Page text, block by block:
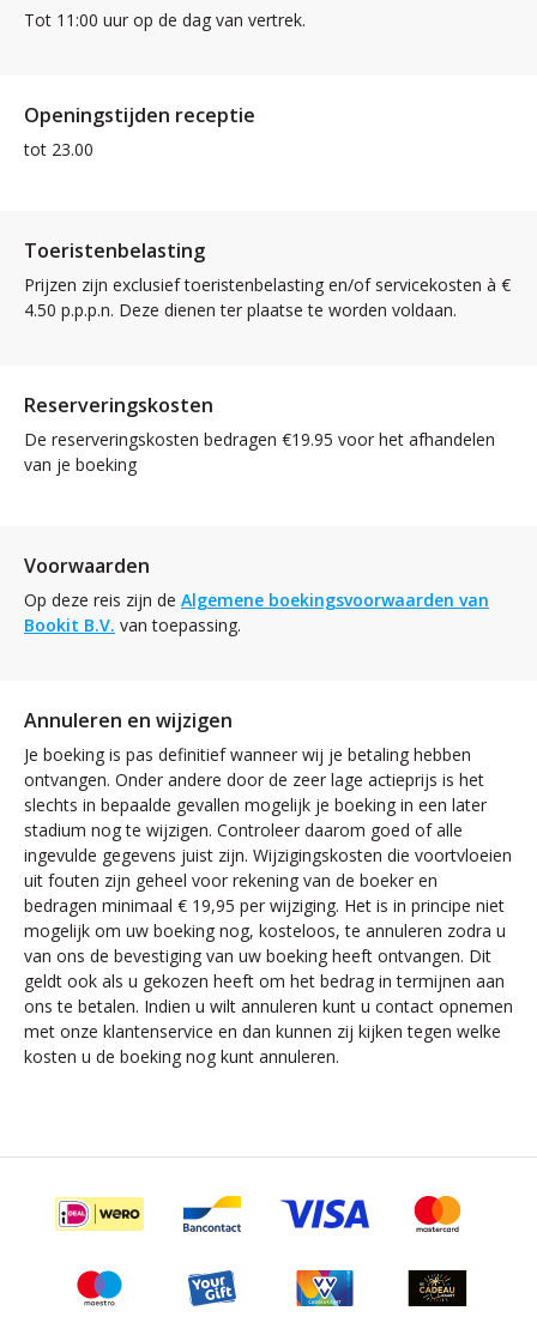
Tot 11:00 uur op de dag van vertrek.
Openingstijden receptie
tot 23.00
Toeristenbelasting
Prijzen zijn exclusief toeristenbelasting en/of servicekosten à €
4.50 p.p.p.n. Deze dienen ter plaatse te worden voldaan.
Reserveringskosten
De reserveringskosten bedragen €19.95 voor het afhandelen
van je boeking
Voorwaarden
Op deze reis zijn de Algemene boekingsvoorwaarden van
Bookit B.V. van toepassing.
Annuleren en wijzigen
Je boeking is pas definitief wanneer wij je betaling hebben
ontvangen. Onder andere door de zeer lage actieprijs is het
slechts in bepaalde gevallen mogelijk je boeking in een later
stadium nog te wijzigen. Controleer daarom goed of alle
ingevulde gegevens juist zijn. Wijzigingskosten die voortvloeien
uit fouten zijn geheel voor rekening van de boeker en
bedragen minimaal € 19,95 per wijziging. Het is in principe niet
mogelijk om uw boeking nog, kosteloos, te annuleren zodra u
van ons de bevestiging van uw boeking heeft ontvangen. Dit
geldt ook als u gekozen heeft om het bedrag in termijnen aan
ons te betalen. Indien u wilt annuleren kunt u contact opnemen
met onze klantenservice en dan kunnen zij kijken tegen welke
kosten u de boeking nog kunt annuleren.